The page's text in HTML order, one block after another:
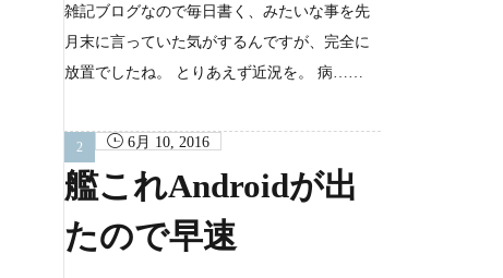
雑記ブログなので毎日書く、みたいな事を先
月末に言っていた気がするんですが、完全に
放置でしたね。 とりあえず近況を。 病……
6月 10, 2016
艦これAndroidが出
たので早速